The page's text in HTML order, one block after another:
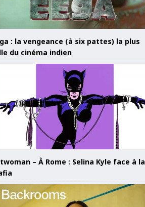
: la vengeance (à six pattes) la plus
du cinéma indien
– À Rome : Selina Kyle face à la